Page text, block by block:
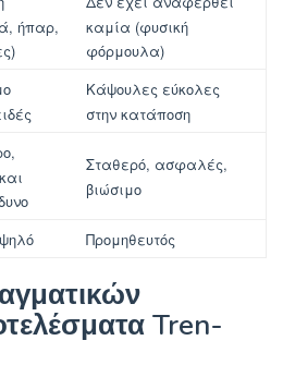
ήπαρ,
καμία (φυσική
φόρμουλα)
Κάψουλες εύκολες
στην κατάποση
Σταθερό, ασφαλές,
βιώσιμο
Προμηθευτός
Tren-